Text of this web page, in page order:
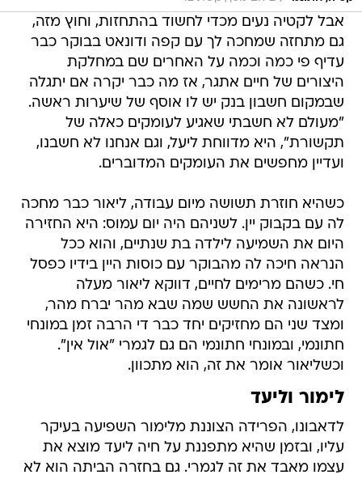
אבל לקטיה נעים מכדי לחשוד בהתחזות, וחוץ מזה,
גם מתחזה שמחכה לך עם קפה ודונאט בבוקר כבר
עדיף פי כמה וכמה על האחרים שם במחלקת
היצורים של חיים אתגר, אז מה כבר יקרה אם יתגלה
שבמקום חשבון בנק יש לו אוסף של שיערות ראשה.
"מעולם לא חשבתי שאגיע לעומקים כאלה של
תקשורת", היא מדווחת ליעל, וגם אנחנו לא חשבנו,
ועדיין מחפשים את העומקים המדוברים.
כשהיא חוזרת תשושה מיום עבודה, ליאור כבר מחכה
לה עם בקבוק יין. לשניהם היה יום עמוס: היא החזירה
היום את השמיעה לילדה בת שנתיים, והוא ככל
הנראה חיכה לה מהבוקר עם כוסות היין בידיו כפסל
חי. כשהם מרימים לחיים, דווקא ליאור מעלה
לראשונה את החשש שמה שבא מהר יברח מהר,
ומצד שני הם מחזיקים יחד כבר די הרבה זמן במונחי
חתונמי, ובמונחי חתונמי הם גם לגמרי "אול אין".
וכשליאור אומר את זה, הוא מתכוון.
לימור וליעד
לדאבונו, הפרידה הצוננת מלימור השפיעה בעיקר
עליו, ובזמן שהיא מתפננת על חיה ליעד מוצא את
עצמו מאבד את זה לגמרי. גם בחזרה הביתה הוא לא